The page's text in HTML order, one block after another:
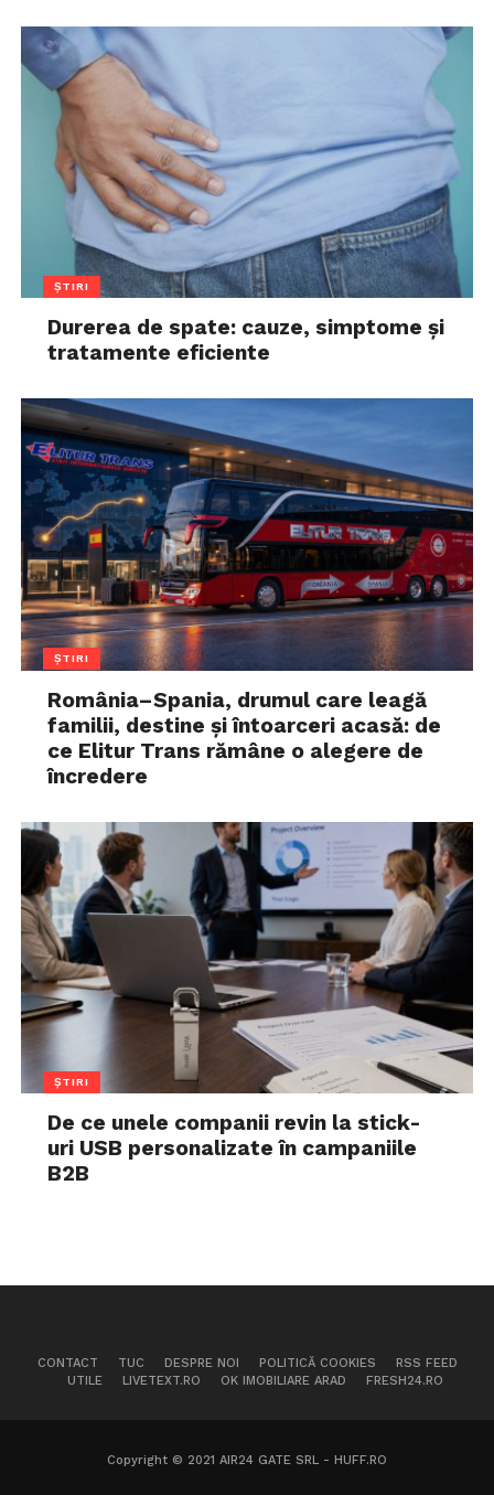
ȘTIRI
Durerea de spate: cauze, simptome și
tratamente eficiente
ȘTIRI
România–Spania, drumul care leagă
familii, destine și întoarceri acasă: de
ce Elitur Trans rămâne o alegere de
încredere
ȘTIRI
De ce unele companii revin la stick-
uri USB personalizate în campaniile
B2B
CONTACT TUC DESPRE NOI POLITICĂ COOKIES
RSS FEED
UTILE
LIVETEXT.RO OK IMOBILIARE ARAD FRESH24.RO
Copyright © 2021 AIR24 GATE SRL - HUFF.RO